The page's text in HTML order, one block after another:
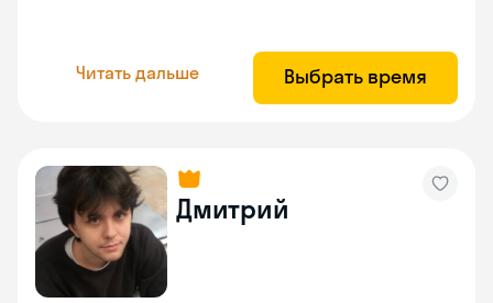
Читать дальше Выбрать время
Дмитрий